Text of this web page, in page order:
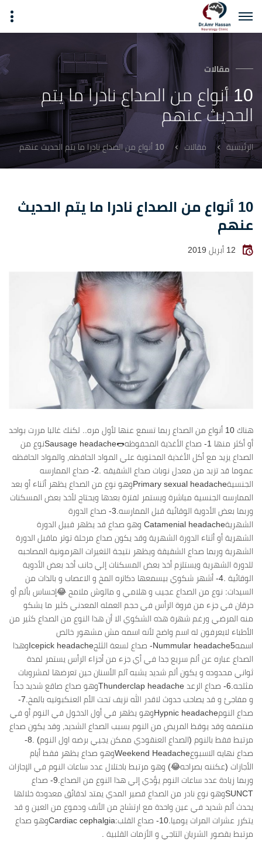
مقالات
10 أنواع من الصداع نادرا ما يتم
الحديث عنهم
الرئيسية مقالات 10 أنواع من الصداع نادرا ما يتم الحديث عنهم
10 أنواع من الصداع نادرا ما يتم الحديث
عنهم
12 أبريل 2019
هناك 10 أنواع من الصداع ربما تسمع عنها لأول مره.. لكنك غالبا مررت بواحد
أو أكثر منها 1- صداع الأغذية المحفوظه🌭Sausage headacheنوع من
الصداع يزيد مع أكل الأغذية المحتوية علي المواد الحافظه، والمواد الحافظه
عموما قد تزيد من معدل نوبات صداع الشقيقه .2- صداع الممارسه
الجنسيةPrimary sexual headacheوهو نوع من الصداع يظهر أثناء أو بعد
الممارسه الجنسية مباشرة ويستمر لفترة بعدها ويحتاج لأخذ بعض المسكنات
وربما بعض الأدوية الوقائية قبل الممارسه.3- صداع الدورة
الشهريةCatamenial headache وهو صداع قد يظهر قبيل الدورة
الشهرية أو أثناء الدورة الشهرية وقد يكون صداع مرحلة توتر ماقبل الدورة
الشهرية وربما صداع الشقيقة ويظهر نتيجة التغيرات الهرمونية المصاحبه
للدورة الشهرية ويستلزم أخذ بعض المسكنات إلي جانب أخد بعض الأدوية
الوقائية .4- أشهر شكوي بيسمعها دكاتره المخ و الاعصاب و بالذات من
السيدات: نوع من الصداع عجيب و هلامي و مالوش ملامح 😂إحساس بألم أو
حرقان في جزء من فروة الرأس في حجم العمله المعدني كثير ما يشكو
منه المرضي ورغم شهرة هذه الشكوي الا أن هذا النوع من الصداع كثير من
الأطباء لايعرفون له اسم واضح لأنه اسمه مش مشهور خالص
اسمهNummular headache5- صداع لسعة الثلجIcepick headacheوهذا
الصداع عباره عن ألم سريع جدا في أي جزء من أجزاء الرأس يستمر لمدة
ثواني محدوده و يكون ألم شديد يشبه آلم الأسنان حين تعرضها لمشروبات
مثلجه.6- صداع الرعد Thunderclap headacheوهو صداع صاقع شديد جداً
و مفاجئ و قد يصاحب حدوث لاقدر الله نزيف تحت الأم العنكبوتيه بالمخ.7-
صداع النومHypnic headacheوهو يظهر في أول الدخول في النوم أو في
منتصفه وقد يوقظ المريض من النوم بسبب الصداع الشديد، وقد يكون صداع
مرتبط فقط بالنوم (الصداع العنقودي ممكن يجيي برضه اول النوم) .8-
صداع نهايه الاسبوعWeekend Headacheوهو صداع يظهر فقط أيام
الأجازات (عكننه بصراحه😂) وهو مرتبط باختلال عدد ساعات النوم في الإجازات
وربما زيادة عدد ساعات النوم يؤدي إلي هذا النوع من الصداع.9- صداع
SUNCTوهو نوع نادر من الصداع قصير المدي يمتد لدقائق معدودة خلالها
يحدث ألم شديد في عين واحدة مع ارتشاح من الأنف ودموع من العين و قد
يتكرر عشرات المرات يوميا.10- صداع القلب:Cardiac cephalgiaوهو صداع
مرتبط بقصور الشريان التاجي و الأزمات القلبية .